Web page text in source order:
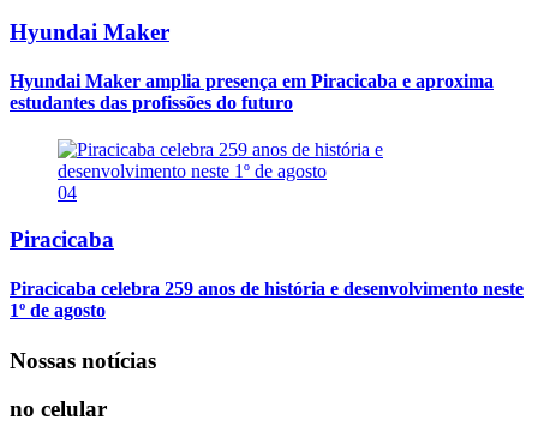
Hyundai Maker
Hyundai Maker amplia presença em Piracicaba e aproxima
estudantes das profissões do futuro
04
Piracicaba
Piracicaba celebra 259 anos de história e desenvolvimento neste
1º de agosto
Nossas notícias
no celular